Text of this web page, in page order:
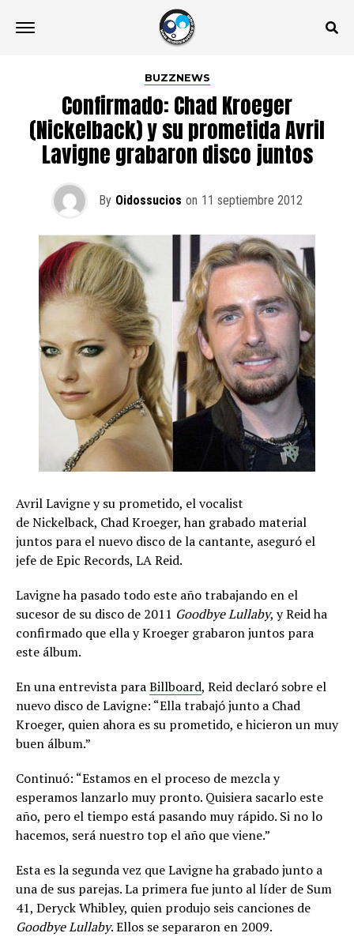
BUZZNEWS
Confirmado: Chad Kroeger
(Nickelback) y su prometida Avril
Lavigne grabaron disco juntos
By Oidossucios on 11 septiembre 2012
Avril Lavigne y su prometido, el vocalist
de Nickelback, Chad Kroeger, han grabado material
juntos para el nuevo disco de la cantante, aseguró el
jefe de Epic Records, LA Reid.
Lavigne ha pasado todo este año trabajando en el
sucesor de su disco de 2011 Goodbye Lullaby, y Reid ha
confirmado que ella y Kroeger grabaron juntos para
este álbum.
En una entrevista paraBillboard, Reid declaró sobre el
nuevo disco de Lavigne: “Ella trabajó junto a Chad
Kroeger, quien ahora es su prometido, e hicieron un muy
buen álbum.”
Continuó: “Estamos en el proceso de mezcla y
esperamos lanzarlo muy pronto. Quisiera sacarlo este
año, pero el tiempo está pasando muy rápido. Si no lo
hacemos, será nuestro top el año que viene.”
Esta es la segunda vez que Lavigne ha grabado junto a
una de sus parejas. La primera fue junto al líder de Sum
41, Deryck Whibley, quien produjo seis canciones de
Goodbye Lullaby. Ellos se separaron en 2009.